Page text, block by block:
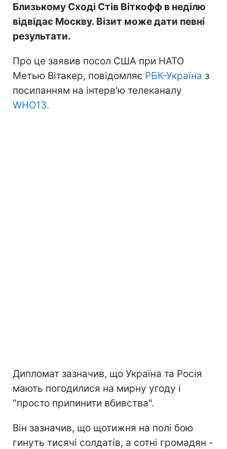
Близькому Сході Стів Віткофф в неділю
відвідає Москву. Візит може дати певні
результати.
Про це заявив посол США при НАТО
Метью Вітакер, повідомляє РБК-Україна з
посиланням на інтерв'ю телеканалу
WHO13.
Дипломат зазначив, що Україна та Росія
мають погодилися на мирну угоду і
"просто припинити вбивства".
Він зазначив, що щотижня на полі бою
гинуть тисячі солдатів, а сотні громадян -